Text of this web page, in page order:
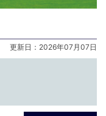
更新日：2026年07月07日